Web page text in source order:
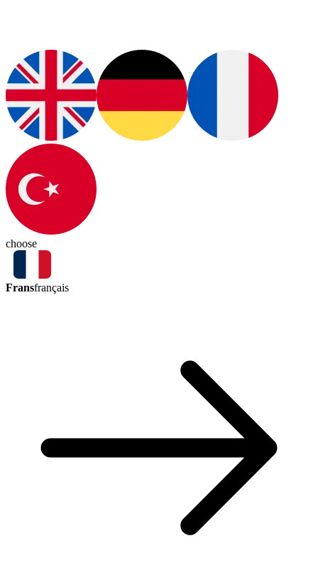
choose
Fransfrançais